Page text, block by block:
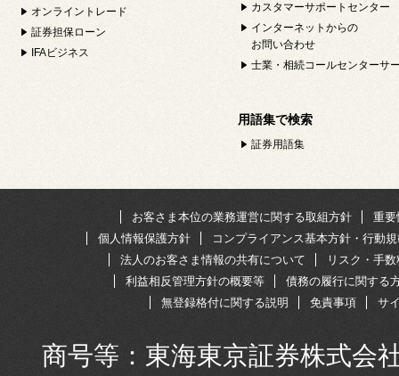
オンライントレード
証券担保ローン
IFAビジネス
カスタマーサポートセンター
インターネットからの
お問い合わせ
士業・相続コールセンターサ
用語集で検索
証券用語集
お客さま本位の業務運営に関する取組方針
重要
個人情報保護方針
コンプライアンス基本方針・行動
法人のお客さま情報の共有について
リスク・手
利益相反管理方針の概要等
債務の履行に関する
無登録格付に関する説明
免責事項 サ
商号等：東海東京証券株式会